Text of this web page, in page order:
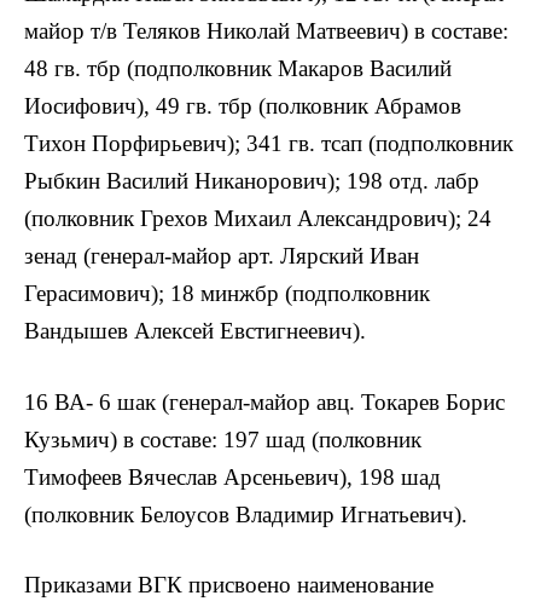
майор т/в Теляков Николай Матвеевич) в составе:
48 гв. тбр (подполковник Макаров Василий
Иосифович), 49 гв. тбр (полковник Абрамов
Тихон Порфирьевич); 341 гв. тсап (подполковник
Рыбкин Василий Никанорович); 198 отд. лабр
(полковник Грехов Михаил Александрович); 24
зенад (генерал-майор арт. Лярский Иван
Герасимович); 18 минжбр (подполковник
Вандышев Алексей Евстигнеевич).
16 ВА- 6 шак (генерал-майор авц. Токарев Борис
Кузьмич) в составе: 197 шад (полковник
Тимофеев Вячеслав Арсеньевич), 198 шад
(полковник Белоусов Владимир Игнатьевич).
Приказами ВГК присвоено наименование